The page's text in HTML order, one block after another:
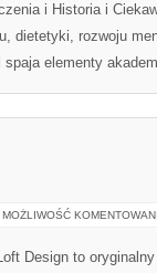
i Historia i
dietetyki, rozwoju
spaja elementy
MOŻLIWOŚĆ
Design to